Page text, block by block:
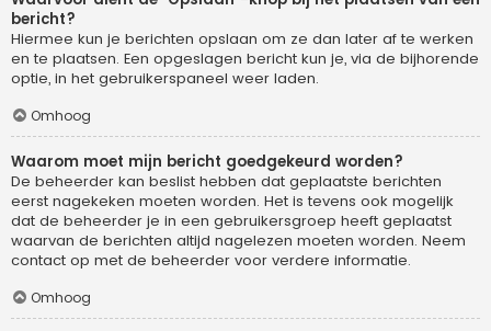
bericht?
Hiermee kun je berichten opslaan om ze dan later af te werken
en te plaatsen. Een opgeslagen bericht kun je, via de bijhorende
optie, in het gebruikerspaneel weer laden.
Omhoog
Waarom moet mijn bericht goedgekeurd worden?
De beheerder kan beslist hebben dat geplaatste berichten
eerst nagekeken moeten worden. Het is tevens ook mogelijk
dat de beheerder je in een gebruikersgroep heeft geplaatst
waarvan de berichten altijd nagelezen moeten worden. Neem
contact op met de beheerder voor verdere informatie.
Omhoog